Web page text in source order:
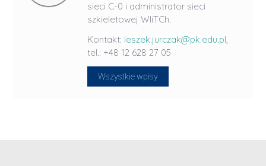
sieci C-0 i administrator sieci
szkieletowej WIiTCh.
Kontakt: leszek.jurczak@pk.edu.pl,
tel.: +48 12 628 27 05
Wszystkie wpisy